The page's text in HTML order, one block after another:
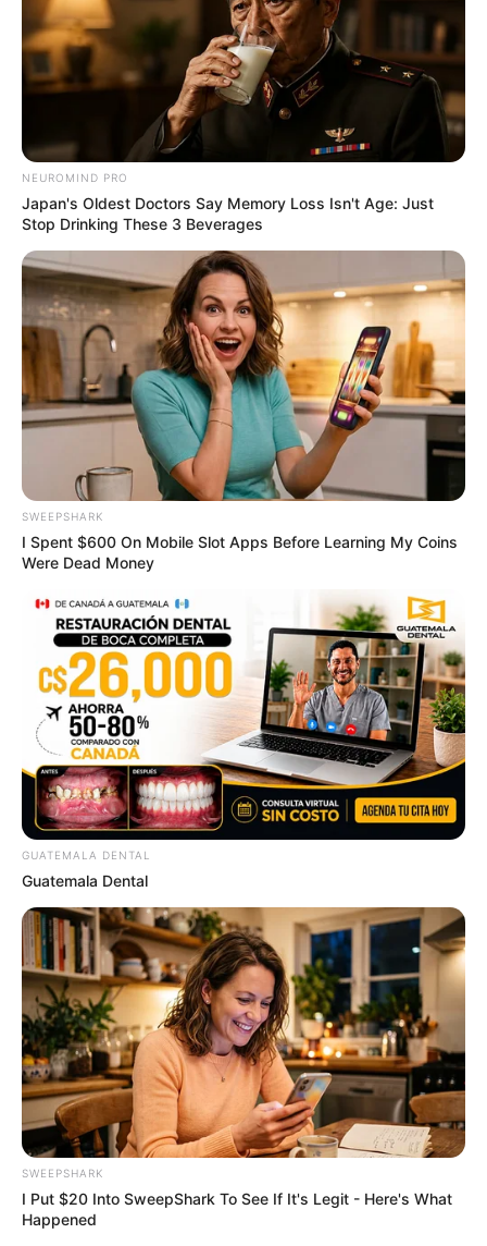
Arthritis! Try It!
FORGE BODY
Men, You Don't Need Viagra If You Do This Once A
$20,000 In Personal Debt? You're Being Bleed Dry
Every Single Month
JG WENTWORTH
NEUROMIND PRO
Japan's Oldest Doctors Say Memory Loss Isn't Age: Just
Stop Drinking These 3 Beverages
SWEEPSHARK
I Spent $600 On Mobile Slot Apps Before Learning My Coins
Were Dead Money
GUATEMALA DENTAL
Guatemala Dental
SWEEPSHARK
I Put $20 Into SweepShark To See If It's Legit - Here's What
Happened